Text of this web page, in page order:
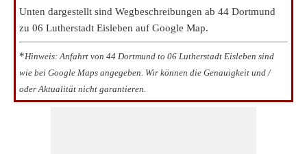
Unten dargestellt sind Wegbeschreibungen ab 44 Dortmund
zu 06 Lutherstadt Eisleben auf Google Map.
*Hinweis: Anfahrt von 44 Dortmund to 06 Lutherstadt Eisleben sind
wie bei Google Maps angegeben. Wir können die Genauigkeit und /
oder Aktualität nicht garantieren.